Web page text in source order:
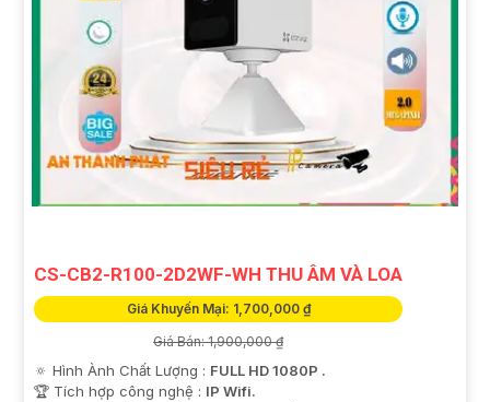
CS-CB2-R100-2D2WF-WH THU ÂM VÀ LOA
Giá Khuyến Mại: 1,700,000 ₫
Giá Bán: 1,900,000 ₫
🔅 Hình Ành Chất Lượng : FULL HD 1080P .
🏆 Tích hợp công nghệ : IP Wifi.